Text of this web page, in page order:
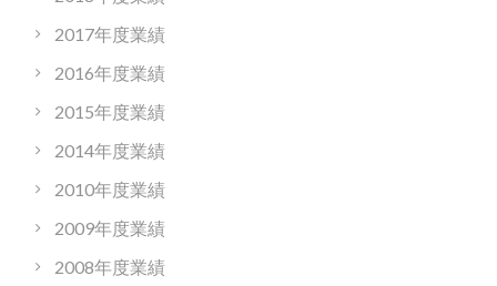
2017年度業績
2016年度業績
2015年度業績
2014年度業績
2010年度業績
2009年度業績
2008年度業績